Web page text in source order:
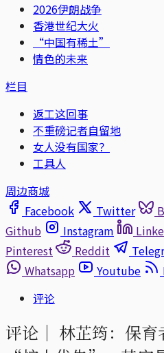
2026伊朗战争
香港世纪大火
“中国有稀土”
情色的未来
栏目
返工这回事
不重磅记者自留地
女人没有国家？
工具人
周边商城
Facebook
Twitter
Github
Instagram
Pinterest
Reddit
Whatsapp
Youtube
评论
评论｜ 林芷筠：保